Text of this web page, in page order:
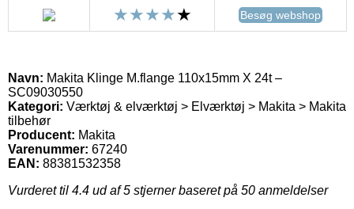
Besøg webshop
Navn: Makita Klinge M.flange 110x15mm X 24t –
SC09030550
Kategori: Værktøj & elværktøj > Elværktøj > Makita > Makita
tilbehør
Producent: Makita
Varenummer: 67240
EAN: 88381532358
Vurderet til 4.4 ud af 5 stjerner baseret på 50 anmeldelser